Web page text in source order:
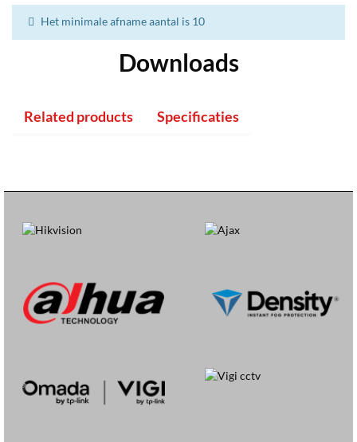
Het minimale afname aantal is 10
Downloads
Related products Specificaties